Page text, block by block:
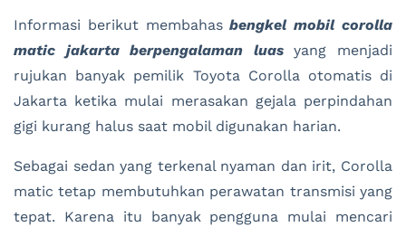
Informasi berikut membahasbengkel mobil corolla
matic jakarta berpengalaman luasyang menjadi
rujukan banyak pemilik Toyota Corolla otomatis di
Jakarta ketika mulai merasakan gejala perpindahan
gigi kurang halus saat mobil digunakan harian.
Sebagai sedan yang terkenal nyaman dan irit, Corolla
matic tetap membutuhkan perawatan transmisi yang
tepat. Karena itu banyak pengguna mulai mencari